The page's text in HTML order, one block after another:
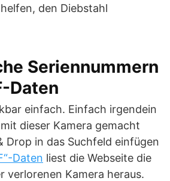
den Diebstahl
Seriennummern
Daten
einfach. Einfach irgendein
dieser Kamera gemacht
Drop in das Suchfeld einfügen
Daten liest die Webseite die
verlorenen Kamera heraus.